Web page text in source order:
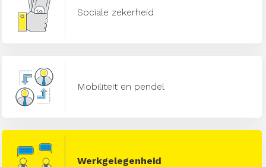
Sociale zekerheid
Mobiliteit en pendel
Werkgelegenheid